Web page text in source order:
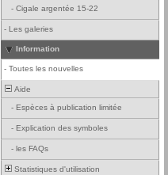
- Cigale argentée 15-22
- Les galeries
Information
- Toutes les nouvelles
Aide
- Espèces à publication limitée
- Explication des symboles
- les FAQs
Statistiques d'utilisation